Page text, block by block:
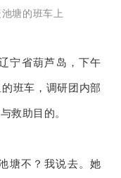
塘的班车上
宁省葫芦岛，下午
班车，调研团内部
救助目的。
塘不？我说去。她